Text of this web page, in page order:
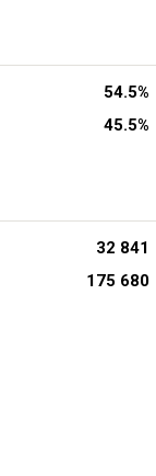
54.5%
45.5%
32 841
175 680